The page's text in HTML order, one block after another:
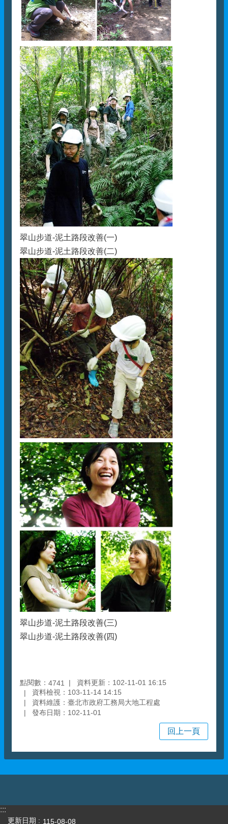
翠山步道-泥土路段改善(一)
翠山步道-泥土路段改善(二)
翠山步道-泥土路段改善(三)
翠山步道-泥土路段改善(四)
點閱數： 4741
資料更新：102-11-01 16:15
資料檢視：103-11-14 14:15
資料維護：臺北市政府工務局大地工程處
發布日期：102-11-01
回上一頁
:::
更新日期 115-08-08